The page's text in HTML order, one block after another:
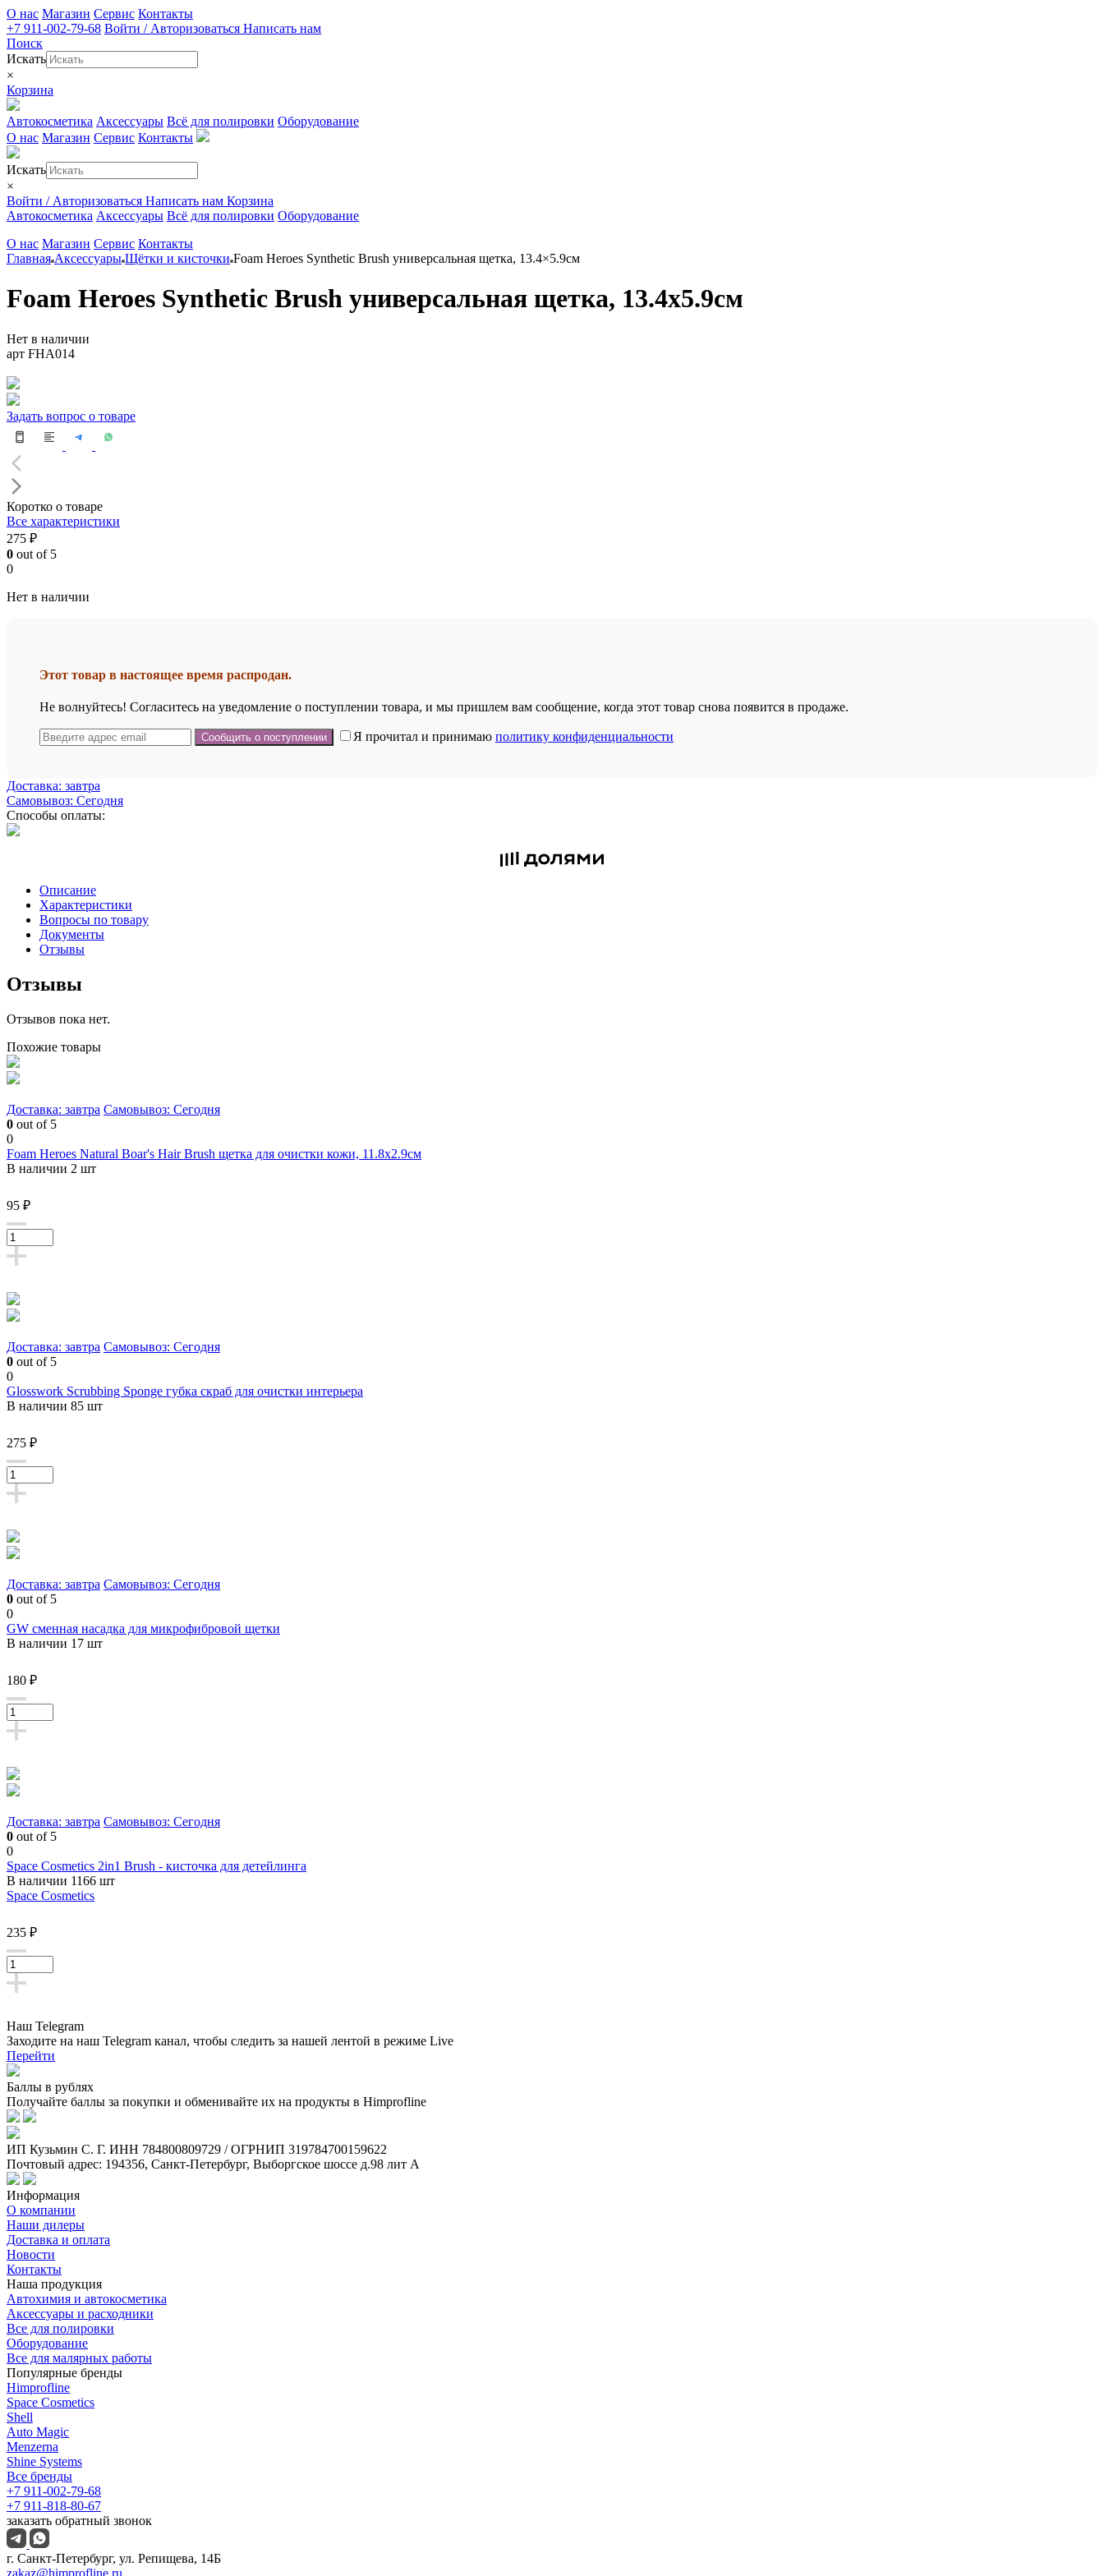
О нас Магазин Сервис Контакты
+7 911-002-79-68 Войти / Авторизоваться Написать нам
Поиск
Искать
×
Корзина
Автокосметика Аксессуары Всё для полировки Оборудование
О нас Магазин Сервис Контакты
Искать
×
Войти / Авторизоваться Написать нам Корзина
Автокосметика Аксессуары Всё для полировки Оборудование
О нас Магазин Сервис Контакты
Главная Аксессуары Щётки и кисточки Foam Heroes Synthetic Brush универсальная щетка, 13.4×5.9см
Foam Heroes Synthetic Brush универсальная щетка, 13.4x5.9см
Нет в наличии
арт FHA014
Задать вопрос о товаре
Коротко о товаре
Все характеристики
275 ₽
0 out of 5
0
Нет в наличии
Этот товар в настоящее время распродан.
Не волнуйтесь! Согласитесь на уведомление о поступлении товара, и мы пришлем вам сообщение, когда этот товар снова появится в продаже.
Я прочитал и принимаю политику конфиденциальности
Доставка: завтра
Самовывоз: Сегодня
Способы оплаты:
Описание
Характеристики
Вопросы по товару
Документы
Отзывы
Отзывы
Отзывов пока нет.
Похожие товары
Доставка: завтра Самовывоз: Сегодня
0 out of 5
0
Foam Heroes Natural Boar's Hair Brush щетка для очистки кожи, 11.8x2.9см
В наличии 2 шт
95 ₽
Доставка: завтра Самовывоз: Сегодня
0 out of 5
0
Glosswork Scrubbing Sponge губка скраб для очистки интерьера
В наличии 85 шт
275 ₽
Доставка: завтра Самовывоз: Сегодня
0 out of 5
0
GW сменная насадка для микрофибровой щетки
В наличии 17 шт
180 ₽
Доставка: завтра Самовывоз: Сегодня
0 out of 5
0
Space Cosmetics 2in1 Brush - кисточка для детейлинга
В наличии 1166 шт
Space Cosmetics
235 ₽
Наш Telegram
Заходите на наш Telegram канал, чтобы следить за нашей лентой в режиме Live
Перейти
Баллы в рублях
Получайте баллы за покупки и обменивайте их на продукты в Himprofline
ИП Кузьмин C. Г. ИНН 784800809729 / ОГРНИП 319784700159622
Почтовый адрес: 194356, Санкт-Петербург, Выборгское шоссе д.98 лит А
Информация
О компании
Наши дилеры
Доставка и оплата
Новости
Контакты
Наша продукция
Автохимия и автокосметика
Аксессуары и расходники
Все для полировки
Оборудование
Все для малярных работы
Популярные бренды
Himprofline
Space Cosmetics
Shell
Auto Magic
Menzerna
Shine Systems
Все бренды
+7 911-002-79-68
+7 911-818-80-67
заказать обратный звонок
г. Санкт-Петербург, ул. Репищева, 14Б